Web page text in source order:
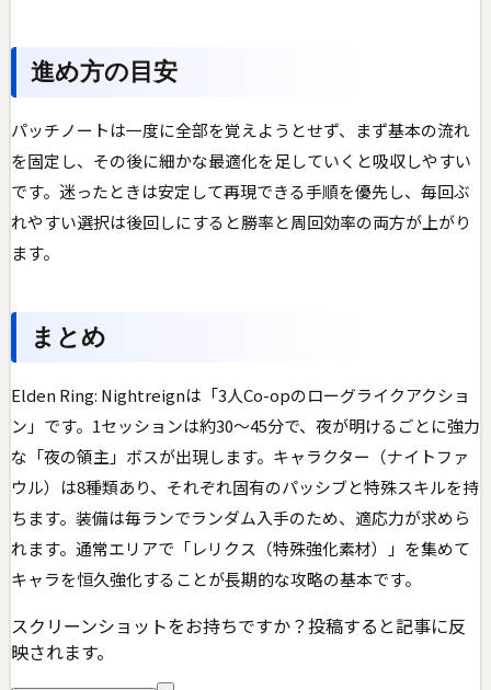
進め方の目安
パッチノートは一度に全部を覚えようとせず、まず基本の流れ
を固定し、その後に細かな最適化を足していくと吸収しやすい
です。迷ったときは安定して再現できる手順を優先し、毎回ぶ
れやすい選択は後回しにすると勝率と周回効率の両方が上がり
ます。
まとめ
Elden Ring: Nightreignは「3人Co-opのローグライクアクショ
ン」です。1セッションは約30〜45分で、夜が明けるごとに強力
な「夜の領主」ボスが出現します。キャラクター（ナイトファ
ウル）は8種類あり、それぞれ固有のパッシブと特殊スキルを持
ちます。装備は毎ランでランダム入手のため、適応力が求めら
れます。通常エリアで「レリクス（特殊強化素材）」を集めて
キャラを恒久強化することが長期的な攻略の基本です。
スクリーンショットをお持ちですか？投稿すると記事に反
映されます。